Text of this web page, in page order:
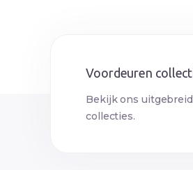
Voordeuren
Bekijk ons
collecties.